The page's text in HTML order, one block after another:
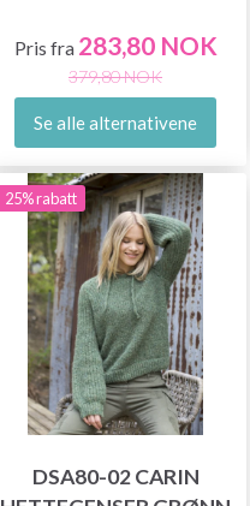
Pris fra 283,80 NOK
379,80 NOK
Se alle alternativene
25% rabatt
DSA80-02 CARIN